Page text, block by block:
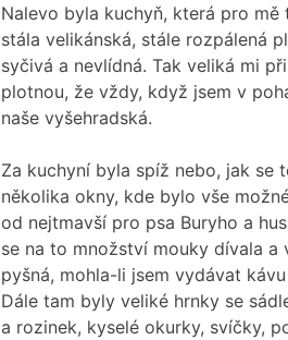
Nalevo byla kuchyň, která pro mě
stála velikánská, stále rozpálená
syčivá a nevlídná. Tak veliká mi
plotnou, že vždy, když jsem v
naše vyšehradská.
Za kuchyní byla spíž nebo, jak se
několika okny, kde bylo vše
od nejtmavší pro psa Buryho a
se na to množství mouky dívala a
pyšná, mohla-li jsem vydávat
Dále tam byly veliké hrnky se
a rozinek, kyselé okurky, svíčky,